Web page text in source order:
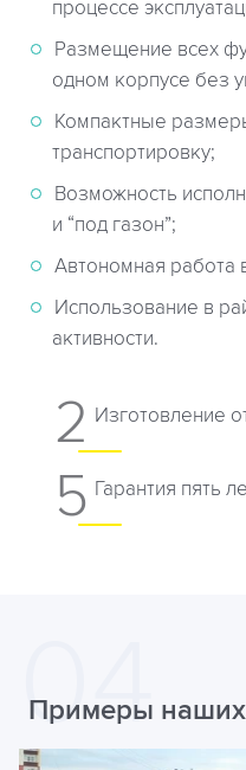
процессе
Размещение всех
одном корпусе без
Компактные
транспортировку;
Возможность
и “под газон”;
Автономная работа
Использование в
активности.
2 Изготовление
5 Гарантия пять
Примеры